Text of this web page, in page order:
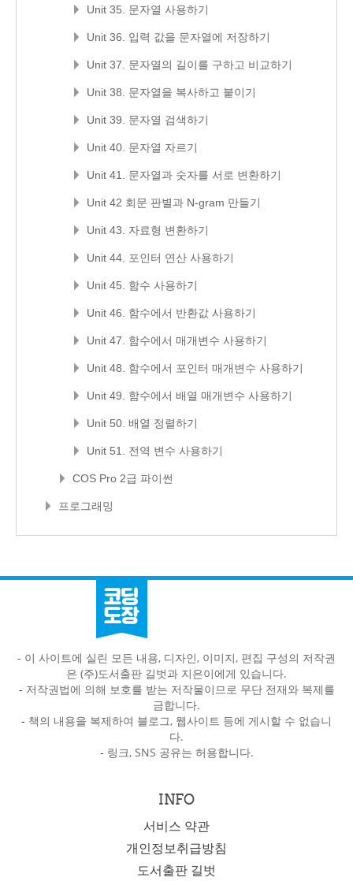
Unit 35. 문자열 사용하기
Unit 36. 입력 값을 문자열에 저장하기
Unit 37. 문자열의 길이를 구하고 비교하기
Unit 38. 문자열을 복사하고 붙이기
Unit 39. 문자열 검색하기
Unit 40. 문자열 자르기
Unit 41. 문자열과 숫자를 서로 변환하기
Unit 42 회문 판별과 N-gram 만들기
Unit 43. 자료형 변환하기
Unit 44. 포인터 연산 사용하기
Unit 45. 함수 사용하기
Unit 46. 함수에서 반환값 사용하기
Unit 47. 함수에서 매개변수 사용하기
Unit 48. 함수에서 포인터 매개변수 사용하기
Unit 49. 함수에서 배열 매개변수 사용하기
Unit 50. 배열 정렬하기
Unit 51. 전역 변수 사용하기
COS Pro 2급 파이썬
프로그래밍
- 이 사이트에 실린 모든 내용, 디자인, 이미지, 편집 구성의 저작권
은 (주)도서출판 길벗과 지은이에게 있습니다.
- 저작권법에 의해 보호를 받는 저작물이므로 무단 전재와 복제를
금합니다.
- 책의 내용을 복제하여 블로그, 웹사이트 등에 게시할 수 없습니
다.
- 링크, SNS 공유는 허용합니다.
INFO
서비스 약관
개인정보취급방침
도서출판 길벗